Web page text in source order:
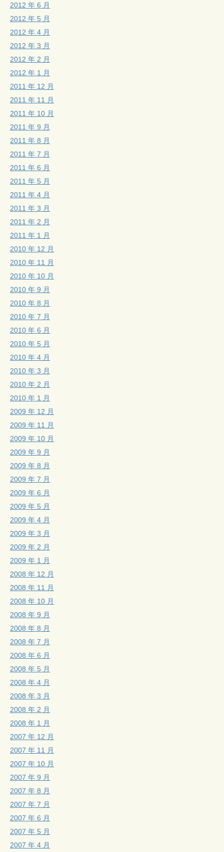
2012 年 6 月
2012 年 5 月
2012 年 4 月
2012 年 3 月
2012 年 2 月
2012 年 1 月
2011 年 12 月
2011 年 11 月
2011 年 10 月
2011 年 9 月
2011 年 8 月
2011 年 7 月
2011 年 6 月
2011 年 5 月
2011 年 4 月
2011 年 3 月
2011 年 2 月
2011 年 1 月
2010 年 12 月
2010 年 11 月
2010 年 10 月
2010 年 9 月
2010 年 8 月
2010 年 7 月
2010 年 6 月
2010 年 5 月
2010 年 4 月
2010 年 3 月
2010 年 2 月
2010 年 1 月
2009 年 12 月
2009 年 11 月
2009 年 10 月
2009 年 9 月
2009 年 8 月
2009 年 7 月
2009 年 6 月
2009 年 5 月
2009 年 4 月
2009 年 3 月
2009 年 2 月
2009 年 1 月
2008 年 12 月
2008 年 11 月
2008 年 10 月
2008 年 9 月
2008 年 8 月
2008 年 7 月
2008 年 6 月
2008 年 5 月
2008 年 4 月
2008 年 3 月
2008 年 2 月
2008 年 1 月
2007 年 12 月
2007 年 11 月
2007 年 10 月
2007 年 9 月
2007 年 8 月
2007 年 7 月
2007 年 6 月
2007 年 5 月
2007 年 4 月